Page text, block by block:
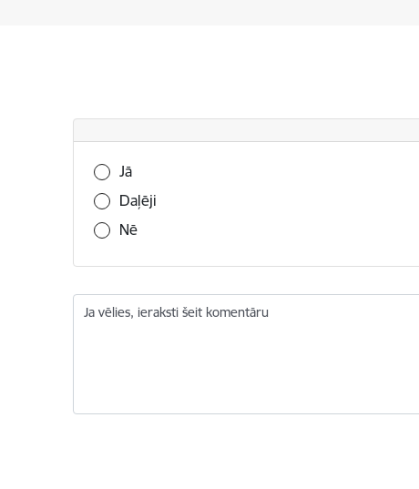
Vai šī informācija bija noderīga?
Jā
Daļēji
Nē
Ja vēlies, ieraksti šeit komentāru